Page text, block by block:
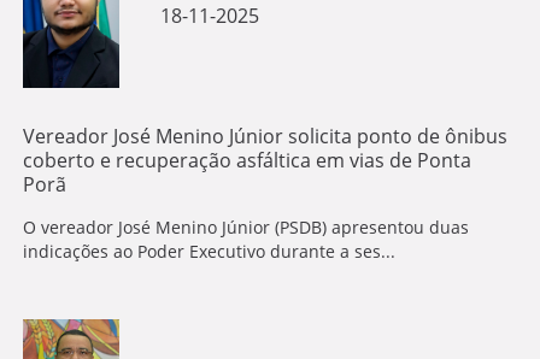
18-11-2025
Vereador José Menino Júnior solicita ponto de ônibus
coberto e recuperação asfáltica em vias de Ponta
Porã
O vereador José Menino Júnior (PSDB) apresentou duas
indicações ao Poder Executivo durante a ses...